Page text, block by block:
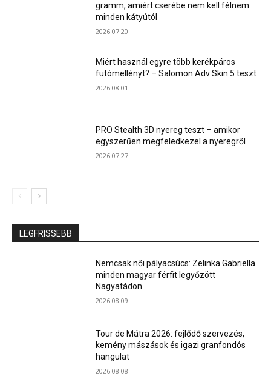
gramm, amiért cserébe nem kell félnem
minden kátyútól
2026.07.20.
Miért használ egyre több kerékpáros
futómellényt? – Salomon Adv Skin 5 teszt
2026.08.01.
PRO Stealth 3D nyereg teszt – amikor
egyszerűen megfeledkezel a nyeregről
2026.07.27.
LEGFRISSEBB
Nemcsak női pályacsúcs: Zelinka Gabriella
minden magyar férfit legyőzött
Nagyatádon
2026.08.09.
Tour de Mátra 2026: fejlődő szervezés,
kemény mászások és igazi granfondós
hangulat
2026.08.08.